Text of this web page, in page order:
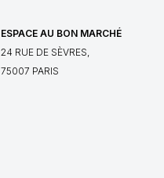
ESPACE AU BON MARCHÉ
24 RUE DE SÈVRES,
75007 PARIS